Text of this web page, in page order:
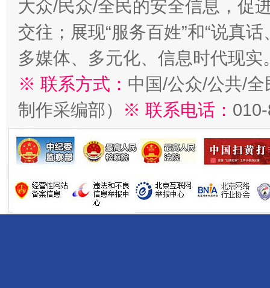
大众/民众/全民的安全信息，促
交往；展现“服务百姓”和“说真
多媒体、多元化、信息时代现实
※ 联系方式： 中国/公众/公共/
制作采编部）
※ 联系电话：